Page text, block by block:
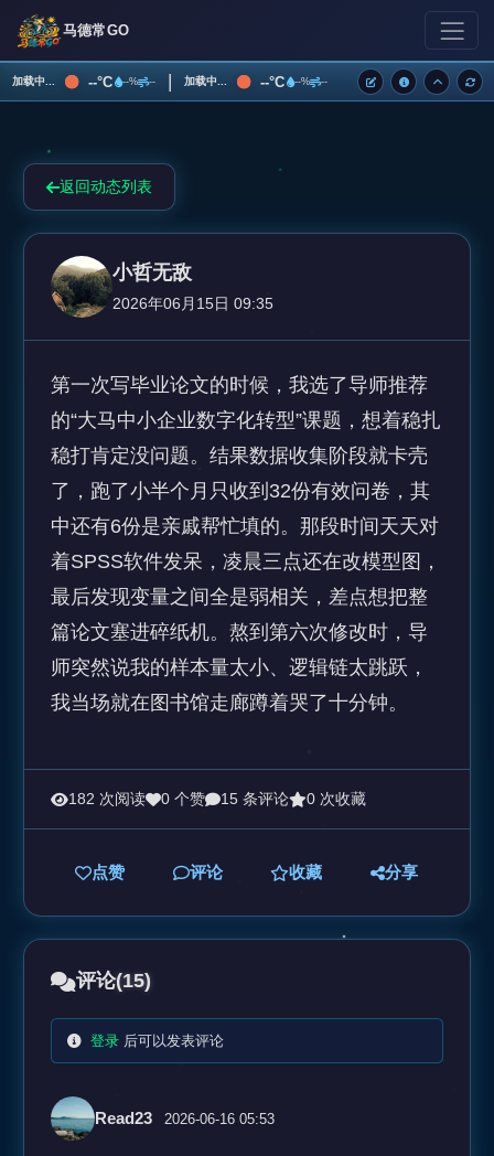
马德常GO
加载中... --°C --% -- | 加载中... --°C --% --
返回动态列表
小哲无敌
2026年06月15日 09:35
第一次写毕业论文的时候，我选了导师推荐
的“大马中小企业数字化转型”课题，想着稳扎
稳打肯定没问题。结果数据收集阶段就卡壳
了，跑了小半个月只收到32份有效问卷，其
中还有6份是亲戚帮忙填的。那段时间天天对
着SPSS软件发呆，凌晨三点还在改模型图，
最后发现变量之间全是弱相关，差点想把整
篇论文塞进碎纸机。熬到第六次修改时，导
师突然说我的样本量太小、逻辑链太跳跃，
我当场就在图书馆走廊蹲着哭了十分钟。
182 次阅读 0 个赞 15 条评论 0 次收藏
点赞 评论 收藏 分享
评论(15)
登录后可以发表评论
Read23 2026-06-16 05:53